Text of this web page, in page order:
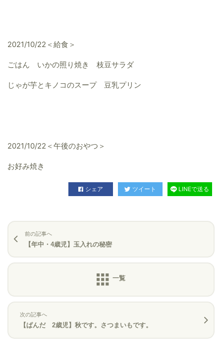
2021/10/22＜給食＞
ごはん いかの照り焼き 枝豆サラダ
じゃが芋とキノコのスープ 豆乳プリン
2021/10/22＜午後のおやつ＞
お好み焼き
シェア ツイート LINEで送る
前の記事へ
【年中・4歳児】玉入れの秘密
次の記事へ
【ぱんだ 2歳児】秋です。さつまいもです。